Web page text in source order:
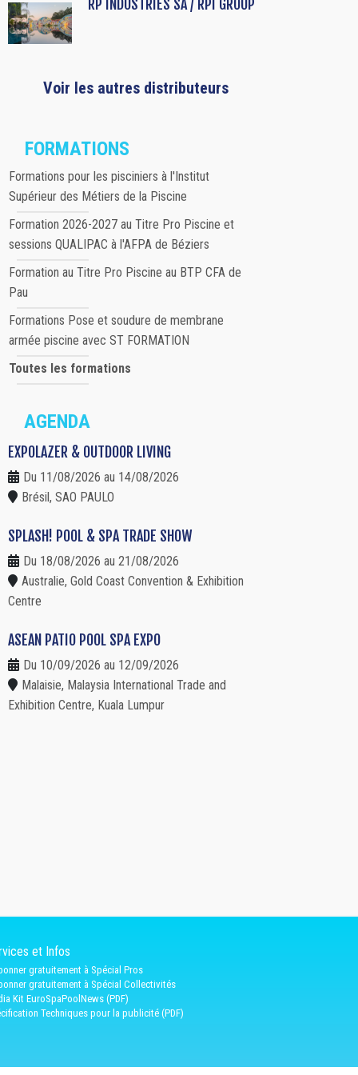
RP INDUSTRIES SA / RPI GROUP
Voir les autres distributeurs
FORMATIONS
Formations pour les pisciniers à l'Institut
Supérieur des Métiers de la Piscine
Formation 2026-2027 au Titre Pro Piscine et
sessions QUALIPAC à l'AFPA de Béziers
Formation au Titre Pro Piscine au BTP CFA de
Pau
Formations Pose et soudure de membrane
armée piscine avec ST FORMATION
Toutes les formations
AGENDA
EXPOLAZER & OUTDOOR LIVING
Du 11/08/2026 au 14/08/2026
Brésil, SAO PAULO
SPLASH! POOL & SPA TRADE SHOW
Du 18/08/2026 au 21/08/2026
Australie, Gold Coast Convention & Exhibition
Centre
ASEAN PATIO POOL SPA EXPO
Du 10/09/2026 au 12/09/2026
Malaisie, Malaysia International Trade and
Exhibition Centre, Kuala Lumpur
et Infos
gratuitement à Spécial Pros
gratuitement à Spécial Collectivités
Kit EuroSpaPoolNews (PDF)
Techniques pour la publicité (PDF)